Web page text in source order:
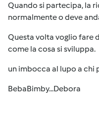
Quando si partecipa, la
normalmente o deve
Questa volta voglio fare
come la cosa si sviluppa.
un imbocca al lupo a chi
BebaBimby...Debora